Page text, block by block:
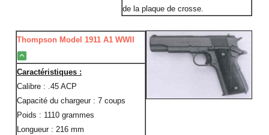
de la plaque de crosse.
Thompson Model 1911 A1 WWII
Caractéristiques :
Calibre : .45 ACP
Capacité du chargeur : 7 coups
Poids : 1110 grammes
Longueur : 216 mm